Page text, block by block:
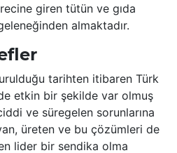
giren tütün ve gıda
almaktadır.
tarihten itibaren Türk
etkin bir şekilde var olmuş
ve süregelen sorunlarına
üreten ve bu çözümleri de
lider bir sendika olma